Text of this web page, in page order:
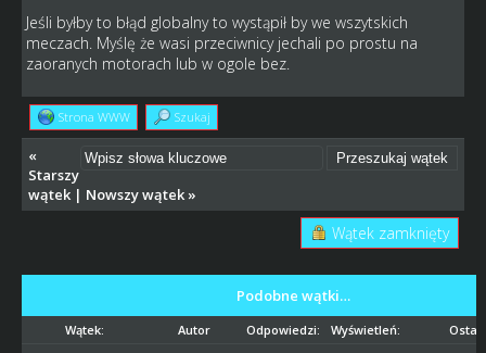
Jeśli byłby to błąd globalny to wystąpił by we wszytskich
meczach. Myślę że wasi przeciwnicy jechali po prostu na
zaoranych motorach lub w ogole bez.
Strona WWW Szukaj
«
Starszy
wątek| Nowszy wątek»
Wątek zamknięty
Podobne wątki…
Wątek: Autor Odpowiedzi: Wyświetleń: